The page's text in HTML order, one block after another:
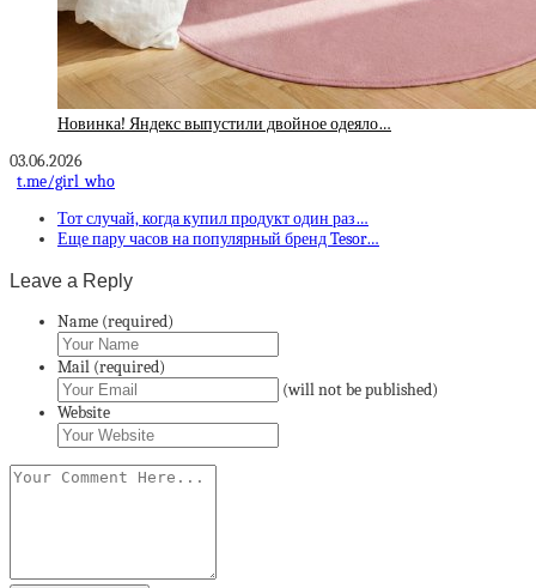
Новинка! Яндекс выпустили двойное одеяло…
03.06.2026
t.me/girl_who
Тот случай, когда купил продукт один раз…
Еще пару часов на популярный бренд Tesor…
Leave a Reply
Name (required)
Mail (required)
(will not be published)
Website